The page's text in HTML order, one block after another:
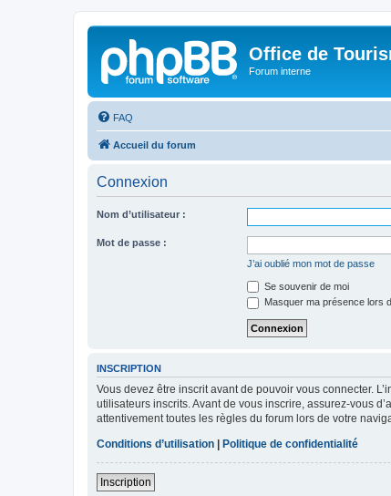
Office de
Forum interne
FAQ
Accueil du forum
Connexion
Nom d’utilisateur :
Mot de passe :
J’ai oublié mon mot de passe
Se souvenir de moi
Masquer ma présence lors
INSCRIPTION
Vous devez être inscrit avant de pouvoir vous connecter.
utilisateurs inscrits. Avant de vous inscrire, assurez-vous
attentivement toutes les règles du forum lors de votre
Conditions d’utilisation
Politique de confidentialité
Inscription